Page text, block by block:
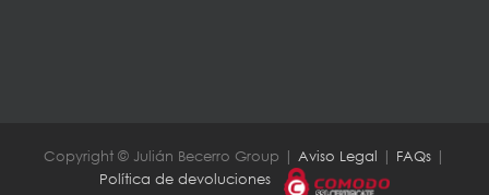
Copyright © Julián Becerro Group | Aviso Legal | FAQs |
Política de devoluciones